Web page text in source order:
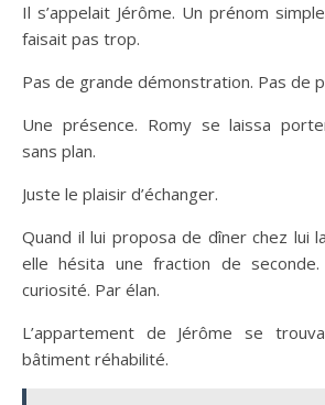
Il s’appelait Jérôme. Un prénom
faisait pas trop.
Pas de grande démonstration. Pas de
Une présence. Romy se laissa
sans plan.
Juste le plaisir d’échanger.
Quand il lui proposa de dîner chez lui
elle hésita une fraction de
curiosité. Par élan.
L’appartement de Jérôme se
bâtiment réhabilité.